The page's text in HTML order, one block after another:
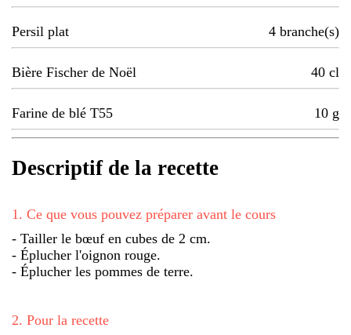
Persil plat 4 branche(s)
Bière Fischer de Noël 40 cl
Farine de blé T55 10 g
Descriptif de la recette
1 . Ce que vous pouvez préparer avant le cours
- Tailler le bœuf en cubes de 2 cm.
- Éplucher l'oignon rouge.
- Éplucher les pommes de terre.
2. Pour la recette